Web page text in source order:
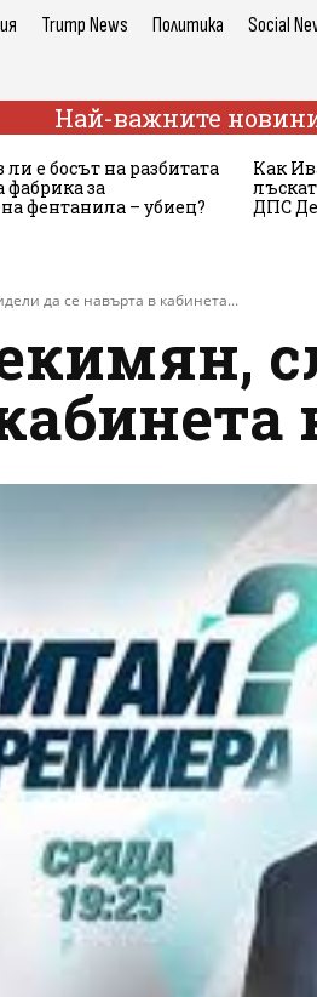
Trump News Политика Social
Най-важните
е босът на разбитата
за
фентанила – убиец?
Как
ДПС
да се навърта в кабинета...